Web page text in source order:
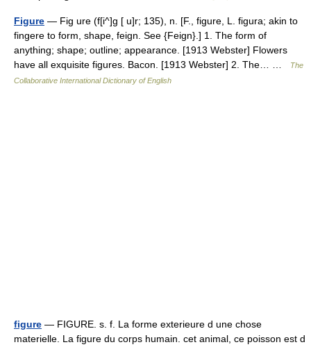
Figure — Fig ure (f[i^]g [ u]r; 135), n. [F., figure, L. figura; akin to
fingere to form, shape, feign. See {Feign}.] 1. The form of
anything; shape; outline; appearance. [1913 Webster] Flowers
have all exquisite figures. Bacon. [1913 Webster] 2. The… …
The
Collaborative International Dictionary of English
figure — FIGURE. s. f. La forme exterieure d une chose
materielle. La figure du corps humain. cet animal, ce poisson est d